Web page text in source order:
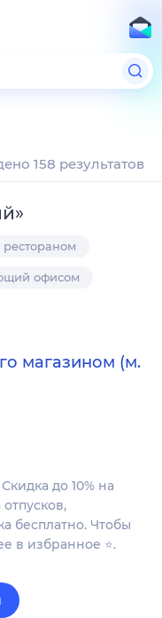
158 результатов
»
офисом
магазином (м.
до 10% на
бесплатно. Чтобы
в избранное ⭐.